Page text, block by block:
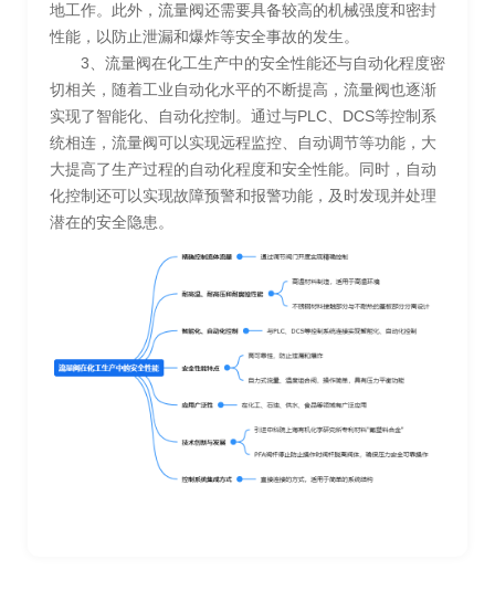
地工作。此外，流量阀还需要具备较高的机械强度和密封
性能，以防止泄漏和爆炸等安全事故的发生。
3、流量阀在化工生产中的安全性能还与自动化程度密
切相关，随着工业自动化水平的不断提高，流量阀也逐渐
实现了智能化、自动化控制。通过与PLC、DCS等控制系
统相连，流量阀可以实现远程监控、自动调节等功能，大
大提高了生产过程的自动化程度和安全性能。同时，自动
化控制还可以实现故障预警和报警功能，及时发现并处理
潜在的安全隐患。